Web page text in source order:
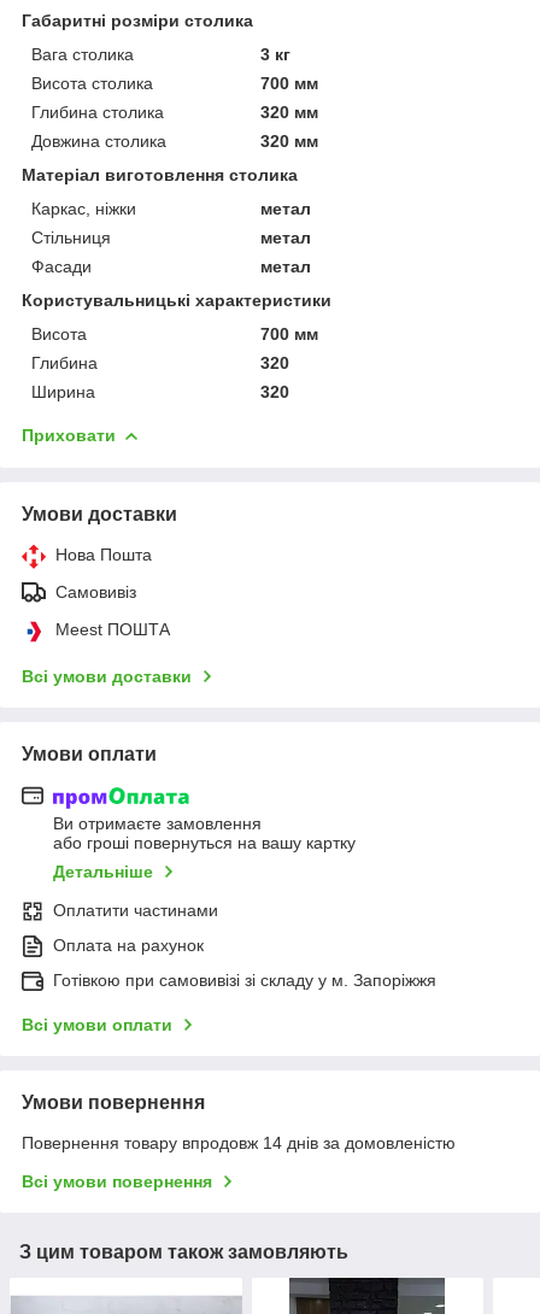
Габаритні розміри столика
Вага столика
3 кг
Висота столика
700 мм
Глибина столика
320 мм
Довжина столика
320 мм
Матеріал виготовлення столика
Каркас, ніжки
метал
Стільниця
метал
Фасади
метал
Користувальницькі характеристики
Висота
700 мм
Глибина
320
Ширина
320
Приховати
Умови доставки
Нова Пошта
Самовивіз
Meest ПОШТА
Всі умови доставки
Умови оплати
Ви отримаєте замовлення
або гроші повернуться на вашу картку
Детальніше
Оплатити частинами
Оплата на рахунок
Готівкою при самовивізі зі складу у м. Запоріжжя
Всі умови оплати
Умови повернення
Повернення товару впродовж 14 днів за домовленістю
Всі умови повернення
З цим товаром також замовляють